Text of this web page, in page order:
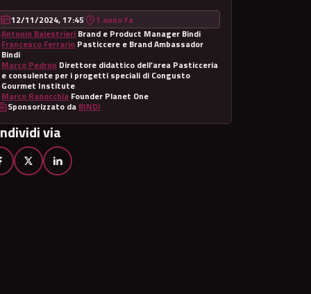
12/11/2024, 17:45
1 anno fa
Antonio Balestrieri Brand e Product Manager Bindi
Francesco Ferrario Pasticcere e Brand Ambassador
Bindi
Marco Pedron Direttore didattico dell’area Pasticceria
e consulente per i progetti speciali di Congusto
Gourmet Institute
Marco Ranocchia Founder Planet One
Sponsorizzato da BINDI
via